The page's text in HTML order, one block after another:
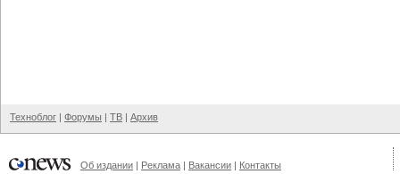
Техноблог | Форумы | ТВ | Архив
Об издании | Реклама | Вакансии | Контакты